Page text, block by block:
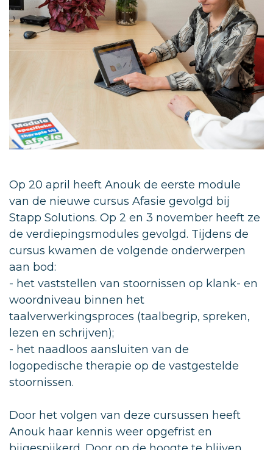
Op 20 april heeft Anouk de eerste module
van de nieuwe cursus Afasie gevolgd bij
Stapp Solutions. Op 2 en 3 november heeft ze
de verdiepingsmodules gevolgd. Tijdens de
cursus kwamen de volgende onderwerpen
aan bod:
- het vaststellen van stoornissen op klank- en
woordniveau binnen het
taalverwerkingsproces (taalbegrip, spreken,
lezen en schrijven);
- het naadloos aansluiten van de
logopedische therapie op de vastgestelde
stoornissen.
Door het volgen van deze cursussen heeft
Anouk haar kennis weer opgefrist en